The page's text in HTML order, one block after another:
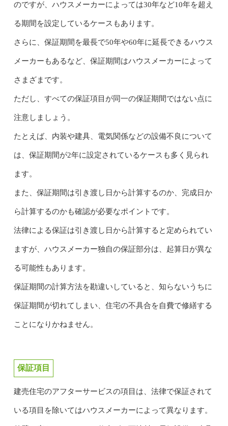
のですが、ハウスメーカーによっては30年など10年を超え
る期間を設定しているケースもあります。
さらに、保証期間を最長で50年や60年に延長できるハウス
メーカーもあるなど、保証期間はハウスメーカーによって
さまざまです。
ただし、すべての保証項目が同一の保証期間ではない点に
注意しましょう。
たとえば、内装や建具、電気関係などの設備不良について
は、保証期間が2年に設定されているケースも多く見られ
ます。
また、保証期間は引き渡し日から計算するのか、完成日か
ら計算するのかも確認が必要なポイントです。
法律による保証は引き渡し日から計算すると定められてい
ますが、ハウスメーカー独自の保証部分は、起算日が異な
る可能性もあります。
保証期間の計算方法を勘違いしていると、知らないうちに
保証期間が切れてしまい、住宅の不具合を自費で修繕する
ことになりかねません。
保証項目
建売住宅のアフターサービスの項目は、法律で保証されて
いる項目を除いてはハウスメーカーによって異なります。